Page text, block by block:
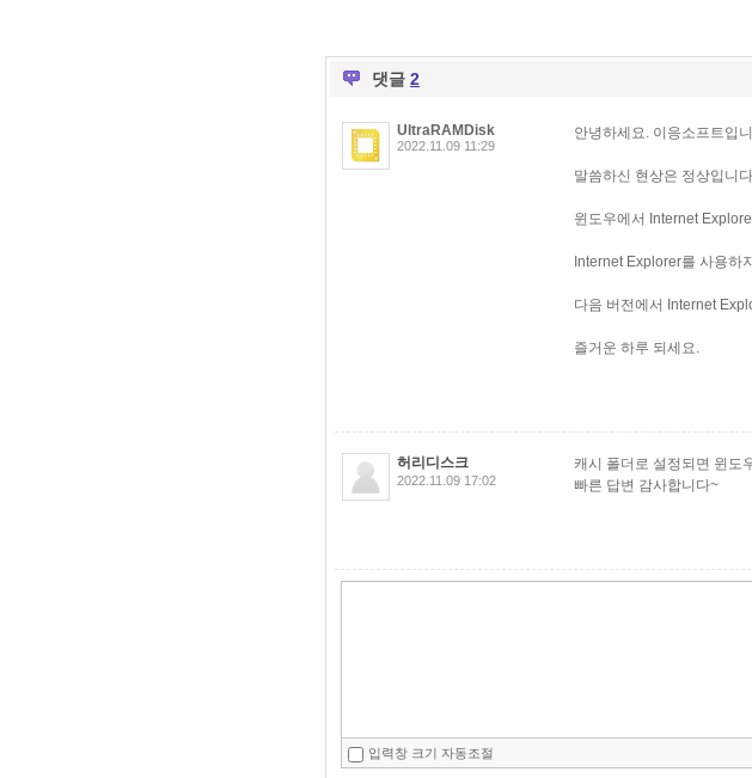
댓글 2
UltraRAMDisk
2022.11.09 11:29
안녕하세요. 이응소프트입
말씀하신 현상은 정상입니
윈도우에서 Internet
Internet Explorer를 사용하
다음 버전에서 Internet
즐거운 하루 되세요.
허리디스크
2022.11.09 17:02
캐시 폴더로 설정되면 윈도
빠른 답변 감사합니다~
입력창 크기 자동조절